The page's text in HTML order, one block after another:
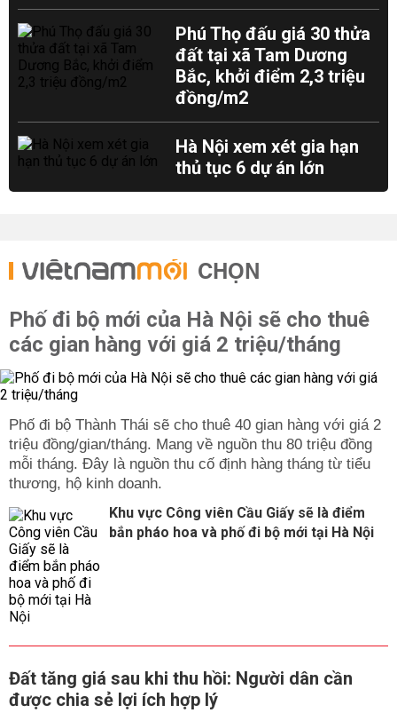
Phú Thọ đấu giá 30 thửa
đất tại xã Tam Dương
Bắc, khởi điểm 2,3 triệu
đồng/m2
Hà Nội xem xét gia hạn
thủ tục 6 dự án lớn
CHỌN
Phố đi bộ mới của Hà Nội sẽ cho thuê
các gian hàng với giá 2 triệu/tháng
Phố đi bộ Thành Thái sẽ cho thuê 40 gian hàng với giá 2
triệu đồng/gian/tháng. Mang về nguồn thu 80 triệu đồng
mỗi tháng. Đây là nguồn thu cố định hàng tháng từ tiểu
thương, hộ kinh doanh.
Khu vực Công viên Cầu Giấy sẽ là điểm
bắn pháo hoa và phố đi bộ mới tại Hà Nội
Đất tăng giá sau khi thu hồi: Người dân cần
được chia sẻ lợi ích hợp lý